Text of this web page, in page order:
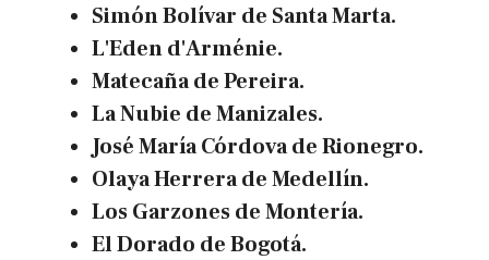
Simón Bolívar de Santa Marta.
L'Eden d'Arménie.
Matecaña de Pereira.
La Nubie de Manizales.
José María Córdova de Rionegro.
Olaya Herrera de Medellín.
Los Garzones de Montería.
El Dorado de Bogotá.